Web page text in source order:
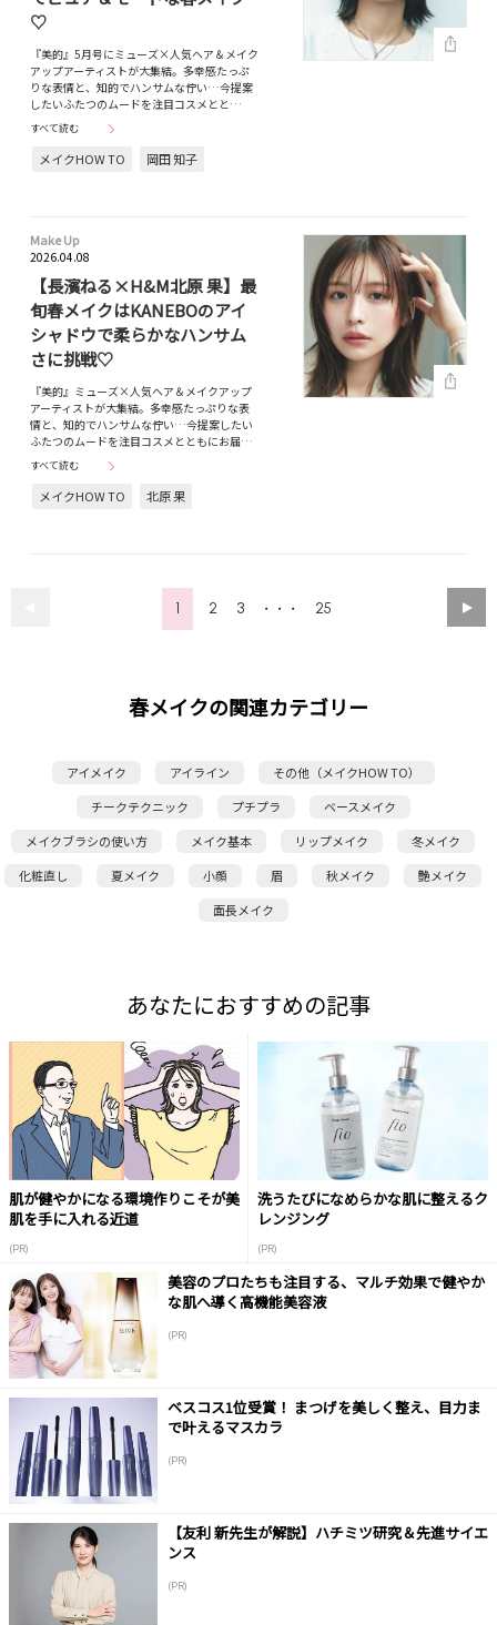
♡
『美的』5月号にミューズ×人気ヘア＆メイク
アップアーティストが大集結。多幸感たっぷ
りな表情と、知的でハンサムな佇い…今提案
したいふたつのムードを注目コスメとと…
すべて読む
メイクHOW TO 岡田 知子
Make Up
2026.04.08
【長濱ねる×H&M北原 果】最
旬春メイクはKANEBOのアイ
シャドウで柔らかなハンサム
さに挑戦♡
『美的』ミューズ×人気ヘア＆メイクアップ
アーティストが大集結。多幸感たっぷりな表
情と、知的でハンサムな佇い…今提案したい
ふたつのムードを注目コスメとともにお届…
すべて読む
メイクHOW TO 北原 果
1 2 3 ・・・ 25
春メイクの関連カテゴリー
アイメイク アイライン
その他（メイクHOW TO）
チークテクニック
プチプラ
ベースメイク
メイクブラシの使い方
メイク基本 リップメイク
冬メイク
化粧直し
夏メイク 小顔 眉 秋メイク
艶メイク
面長メイク
あなたにおすすめの記事
肌が健やかになる環境作りこそが美
肌を手に入れる近道
(PR)
洗うたびになめらかな肌に整えるク
レンジング
(PR)
美容のプロたちも注目する、マルチ効果で健やか
な肌へ導く高機能美容液
(PR)
ベスコス1位受賞！ まつげを美しく整え、目力ま
で叶えるマスカラ
(PR)
【友利 新先生が解説】ハチミツ研究＆先進サイエ
ンス
(PR)